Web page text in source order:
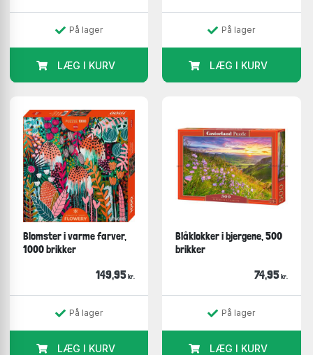
På lager
LÆG I KURV
På lager
LÆG I KURV
Blomster i varme farver,
1000 brikker
149,95 kr.
På lager
LÆG I KURV
Blåklokker i bjergene, 500
brikker
74,95 kr.
På lager
LÆG I KURV